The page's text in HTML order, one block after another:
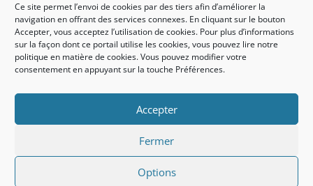
Ce site permet l’envoi de cookies par des tiers afin d’améliorer la
navigation en offrant des services connexes. En cliquant sur le bouton
Accepter, vous acceptez l’utilisation de cookies. Pour plus d’informations
sur la façon dont ce portail utilise les cookies, vous pouvez lire notre
politique en matière de cookies. Vous pouvez modifier votre
consentement en appuyant sur la touche Préférences.
Accepter
Fermer
Options
UNI EN ISO 9001: 2015
Legal:
Privacy policy
UNI EN ISO 14001: 2015